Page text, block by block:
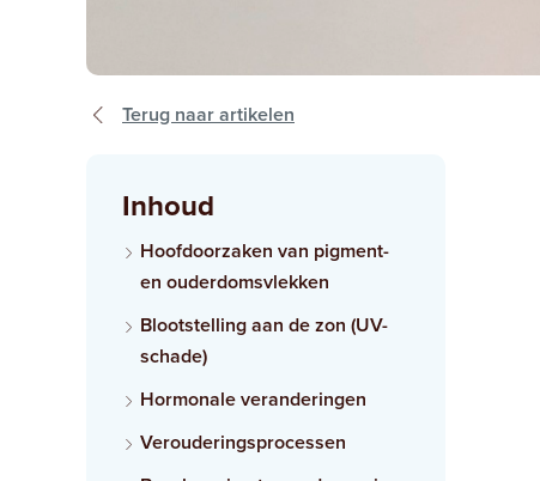
Terug naar artikelen
Inhoud
Hoofdoorzaken van pigment-
en ouderdomsvlekken
Blootstelling aan de zon (UV-
schade)
Hormonale veranderingen
Verouderingsprocessen